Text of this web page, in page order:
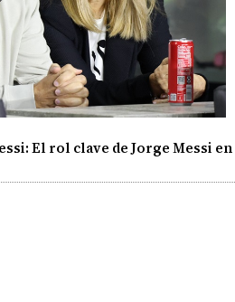
El rol clave de Jorge Messi en